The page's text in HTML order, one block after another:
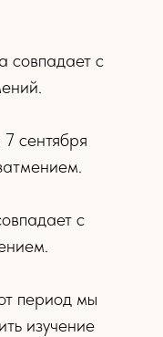
совпадает с
сентября
с
период мы
изучение